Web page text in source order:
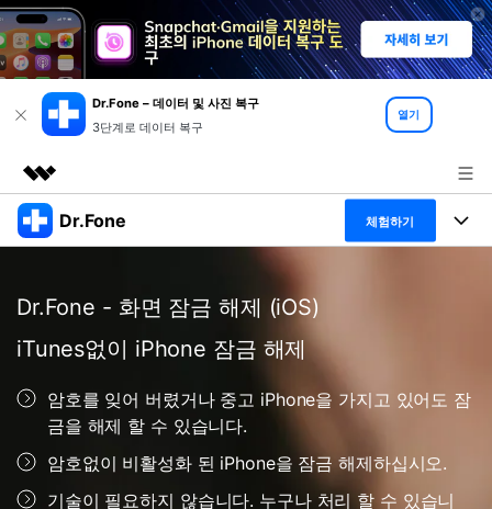
Dr.Fone – 데이터 및 사진 복구
3단계로 데이터 복구
열기
주요 제품
유틸리티
개요
솔루션
뉴스룸
플랜 및 가격
도움말 센터
Dr.Fone 체험하기
폴 툴킷 보기 >
모바일
탐색 및 발견
닥터폰 하이라이트 살펴보기
🔓️온라인 잠금 해제
Dr.Fone - 화면 잠금 해제 (iOS)
iTunes없이 iPhone 잠금 해제
암호를 잊어 버렸거나 중고 iPhone을 가지고 있어도 잠
금을 해제 할 수 있습니다.
암호없이 비활성화 된 iPhone을 잠금 해제하십시오.
기술이 필요하지 않습니다. 누구나 처리 할 수 있습니